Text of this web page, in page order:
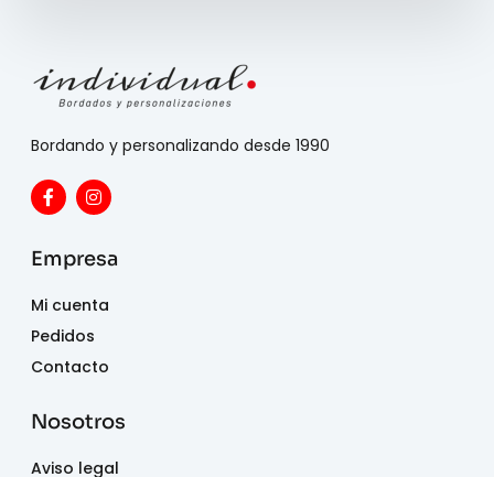
Bordando y personalizando desde 1990
Empresa
Mi cuenta
Pedidos
Contacto
Nosotros
Aviso legal